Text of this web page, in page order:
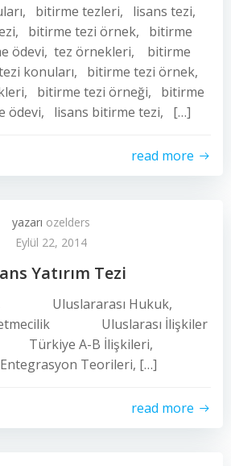
bitirme tezleri, lisans tezi,
bitirme tezi örnek, bitirme
ödevi, tez örnekleri, bitirme
konuları, bitirme tezi örnek,
bitirme tezi örneği, bitirme
ödevi, lisans bitirme tezi, […]
read more
yazarı ozelders
Eylül 22, 2014
Yatırım Tezi
Uluslararası Hukuk,
Uluslarası İlişkiler
Türkiye A-B İlişkileri,
Teorileri, […]
read more